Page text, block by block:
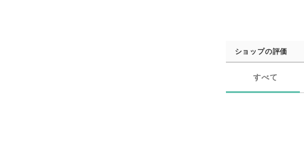
ショップの評価
すべて